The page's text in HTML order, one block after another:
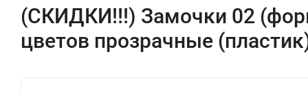
(СКИДКИ!!!) Замочки 02
цветов прозрачные